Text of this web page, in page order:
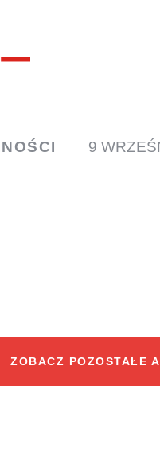
9
ZOBACZ POZOSTAŁE